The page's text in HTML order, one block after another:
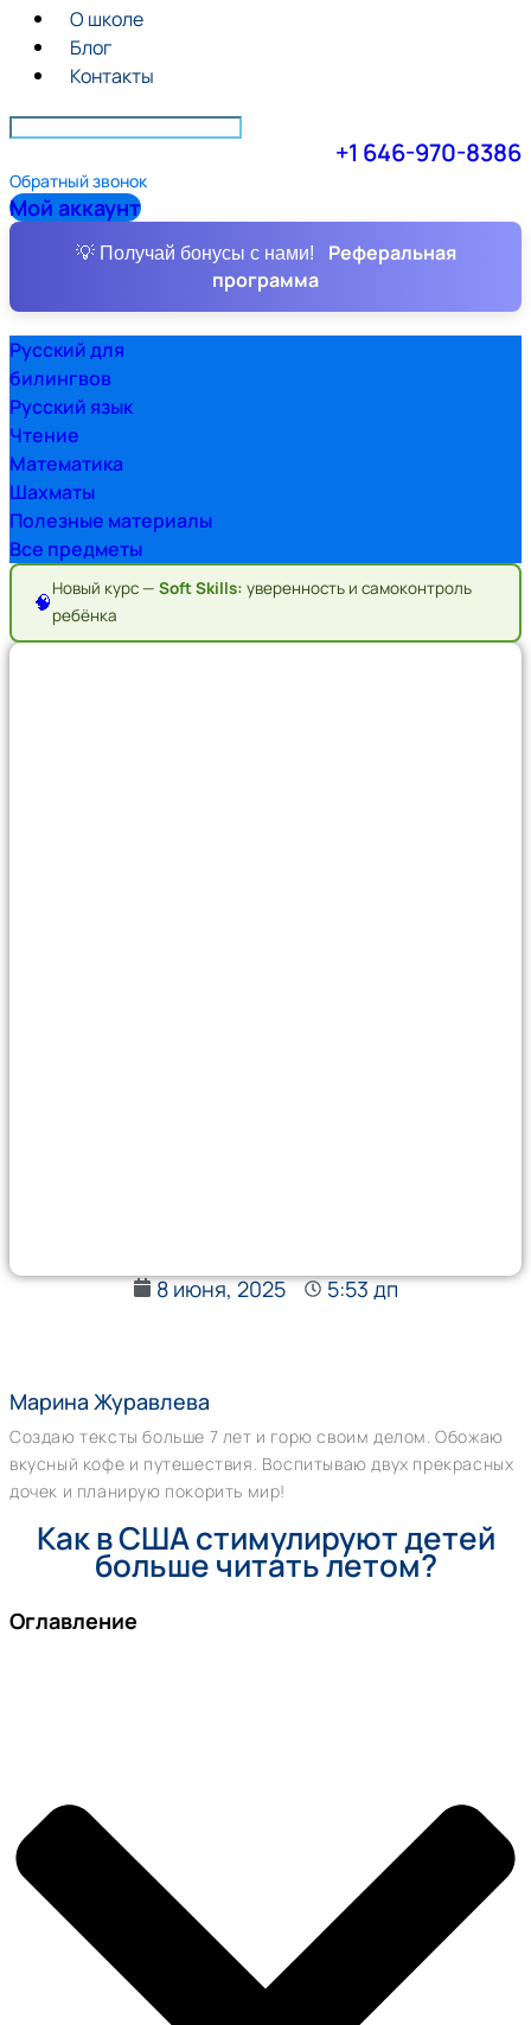
О школе
Блог
Контакты
+1 646-970-8386
Обратный звонок
Мой аккаунт
💡 Получай бонусы с нами!
Реферальная
программа
Русский для
билингвов
Русский язык
Чтение
Математика
Шахматы
Полезные материалы
Все предметы
🧠
Новый курс — Soft Skills: уверенность и самоконтроль
ребёнка
8 июня, 2025 5:53 дп
Марина Журавлева
Создаю тексты больше 7 лет и горю своим делом. Обожаю
вкусный кофе и путешествия. Воспитываю двух прекрасных
дочек и планирую покорить мир!
Как в США стимулируют детей
больше читать летом?
Оглавление